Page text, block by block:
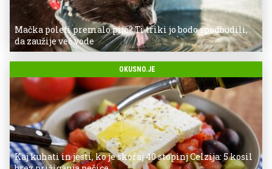
Mačka poleti premalo pije? Ti triki jo bodo spodbudili,
da zaužije več vode
OKUSNO.JE
Kaj kuhati in jesti, ko je skoraj 40 stopinj Celzija: 5 kosil